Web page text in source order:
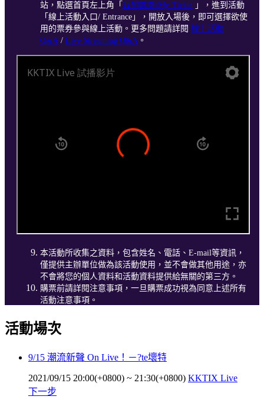
站，點選首頁左上角「 我的票券/My Ticket 」，進到活動
「線上活動入口/ Entrance」，開放入場後，即可選擇欲使
用的票券參與線上活動。更多問題請詳閱 線上活動
Q&A / Live Streaming Q&A 。
本活動所收集之資料，包含姓名、電話、E-mail等資訊，
僅提供主辦單位做為該活動使用，並不會做其他用途，亦
不會將您的個人資料和活動資料提供給無關的第三方。
購票前請詳閱注意事項，一旦購票成功視為同意上述所有
活動注意事項。
活動場次
9/15 潮流新聲 On Live！－?te壞特
2021/09/15 20:00(+0800) ~ 21:30(+0800) KKTIX Live
下一步